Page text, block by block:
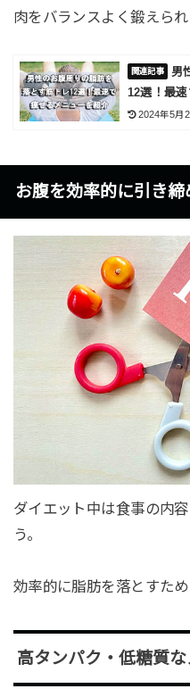
肉をバランスよく鍛えられ
男
12選！最
2024年5月
お腹を効率的に引き
ダイエット中は食事の内
う。
効率的に脂肪を落とすた
高タンパク・低糖質